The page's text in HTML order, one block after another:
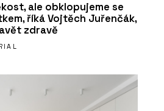
ale obklopujeme se
říká Vojtěch Juřenčák,
zdravě